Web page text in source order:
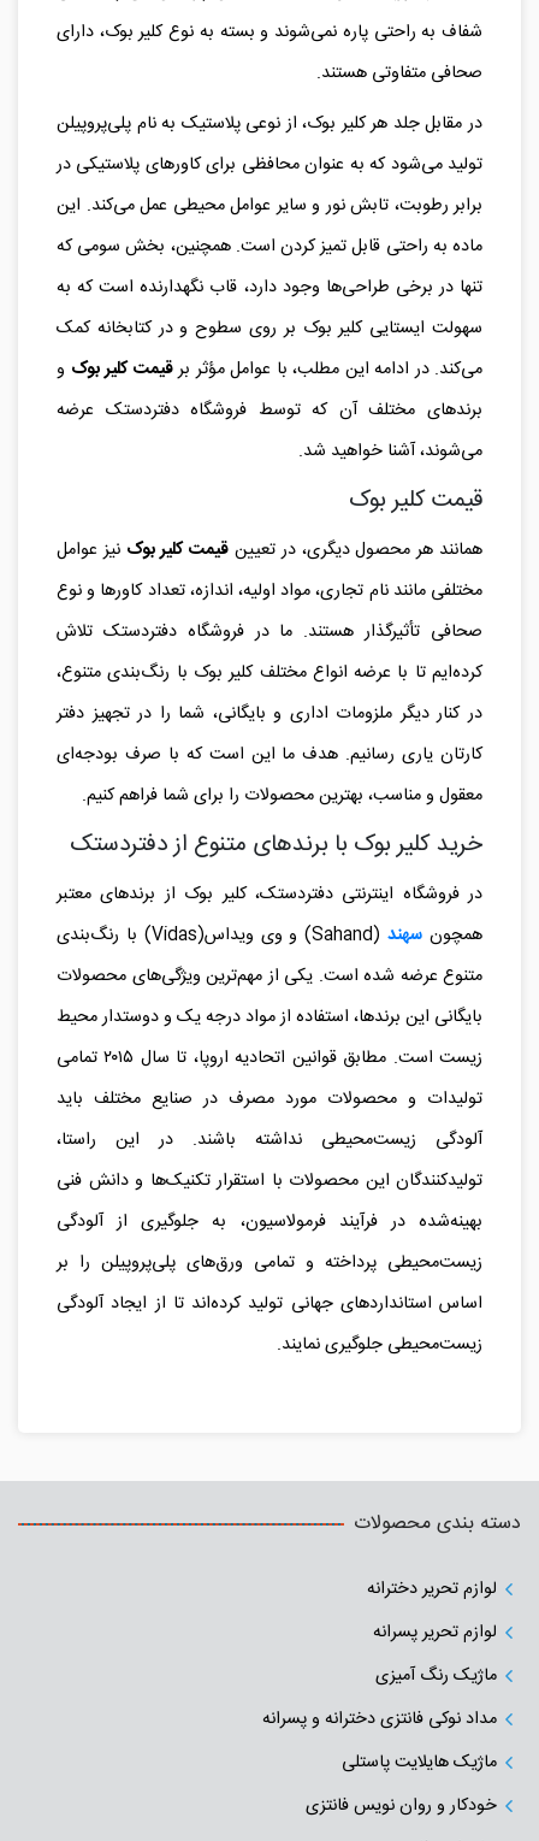
شفاف به راحتی پاره نمی‌شوند و بسته به نوع کلیر بوک، دارای
صحافی متفاوتی هستند.
در مقابل جلد هر کلیر بوک، از نوعی پلاستیک به نام پلی‌پروپیلن
تولید می‌شود که به عنوان محافظی برای کاورهای پلاستیکی در
برابر رطوبت، تابش نور و سایر عوامل محیطی عمل می‌کند. این
ماده به راحتی قابل تمیز کردن است. همچنین، بخش سومی که
تنها در برخی طراحی‌ها وجود دارد، قاب نگهدارنده است که به
سهولت ایستایی کلیر بوک بر روی سطوح و در کتابخانه کمک
می‌کند. در ادامه این مطلب، با عوامل مؤثر برقیمت کلیر بوک و
برندهای مختلف آن که توسط فروشگاه دفتردستک عرضه
می‌شوند، آشنا خواهید شد.
قیمت کلیر بوک
همانند هر محصول دیگری، در تعیین قیمت کلیر بوک نیز عوامل
مختلفی مانند نام تجاری، مواد اولیه، اندازه، تعداد کاورها و نوع
صحافی تأثیرگذار هستند. ما در فروشگاه دفتردستک تلاش
کرده‌ایم تا با عرضه انواع مختلف کلیر بوک با رنگ‌بندی متنوع،
در کنار دیگر ملزومات اداری و بایگانی، شما را در تجهیز دفتر
کارتان یاری رسانیم. هدف ما این است که با صرف بودجه‌ای
معقول و مناسب، بهترین محصولات را برای شما فراهم کنیم.
خرید کلیر بوک با برندهای متنوع از دفتردستک
در فروشگاه اینترنتی دفتردستک، کلیر بوک از برندهای معتبر
همچون سهند
(Sahand) و وی ویداس(Vidas) با رنگ‌بندی
متنوع عرضه شده است. یکی از مهم‌ترین ویژگی‌های محصولات
بایگانی این برندها، استفاده از مواد درجه یک و دوستدار محیط
زیست است. مطابق قوانین اتحادیه اروپا، تا سال ۲۰۱۵ تمامی
تولیدات و محصولات مورد مصرف در صنایع مختلف باید
آلودگی زیست‌محیطی نداشته باشند. در این راستا،
تولیدکنندگان این محصولات با استقرار تکنیک‌ها و دانش فنی
بهینه‌شده در فرآیند فرمولاسیون، به جلوگیری از آلودگی
زیست‌محیطی پرداخته و تمامی ورق‌های پلی‌پروپیلن را بر
اساس استانداردهای جهانی تولید کرده‌اند تا از ایجاد آلودگی
زیست‌محیطی جلوگیری نمایند.
دسته بندی محصولات
لوازم تحریر دخترانه
لوازم تحریر پسرانه
ماژیک رنگ آمیزی
مداد نوکی فانتزی دخترانه و پسرانه
ماژیک هایلایت پاستلی
خودکار و روان نویس فانتزی